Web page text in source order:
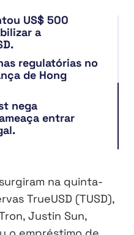
US$ 500
a
regulatórias no
de Hong
nega
entrar
na quinta-
TrueUSD (TUSD),
Justin Sun,